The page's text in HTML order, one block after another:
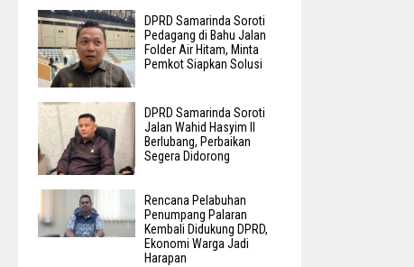
DPRD Samarinda Soroti
Pedagang di Bahu Jalan
Folder Air Hitam, Minta
Pemkot Siapkan Solusi
DPRD Samarinda Soroti
Jalan Wahid Hasyim II
Berlubang, Perbaikan
Segera Didorong
Rencana Pelabuhan
Penumpang Palaran
Kembali Didukung DPRD,
Ekonomi Warga Jadi
Harapan